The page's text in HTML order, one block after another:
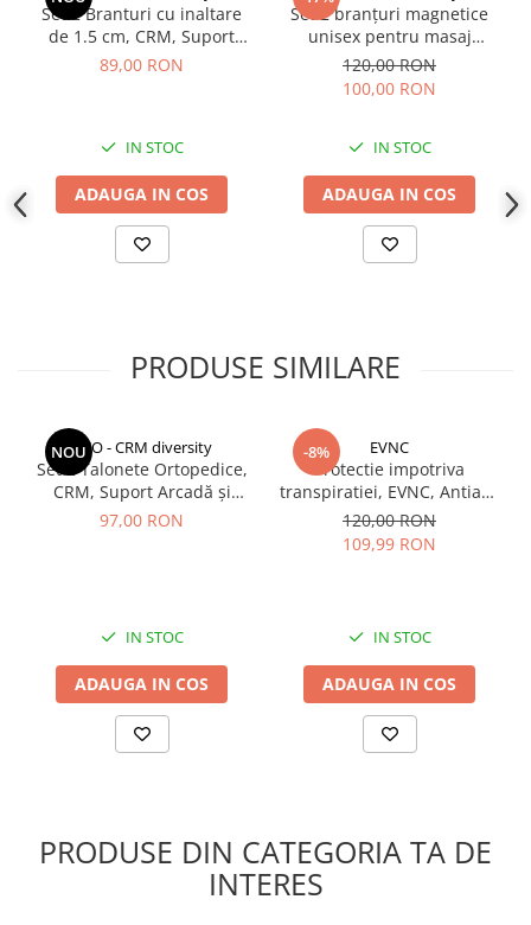
Indosariere documente
Instrumente de scris
Caracteristici:
material moale si subtire nu schimba pozitia piciorului in
pentru pantofi cu toc inalt sau fara
anti-static
ajustabil ( de la marimea 35 la 40)
un produs unisex, potrivit pentru toate varstele
corector valgus
sustine arcul piciorului
Set 2 Branturi cu inaltare
de 1.5 cm, CRM, Suport
Talpa Incaltaminte, 36-40,
89,00 RON
IN STOC
ADAUGA IN COS
Set 2 branțuri magnetice
unisex pentru masaj
limfatic, CRM, mărimi
35/40, confort și suport,
culoare neagră
120,00 RON
100,00 RON
IN STOC
ADAUGA IN COS
PRODUSE SIMILARE
NOUCCO - CRM diversity
Set 2 Talonete Ortopedice,
CRM, Suport Arcadă și
Amortizare, Negru-Albastru
97,00 RON
IN STOC
ADAUGA IN COS
-8% EVNC
Protectie impotriva
transpiratiei, EVNC, Antiaxa
Shield, absoarbe eficient
transpiratia
120,00 RON
109,99 RON
IN STOC
ADAUGA IN COS
PRODUSE DIN CATEGORIA TA DE
INTERES